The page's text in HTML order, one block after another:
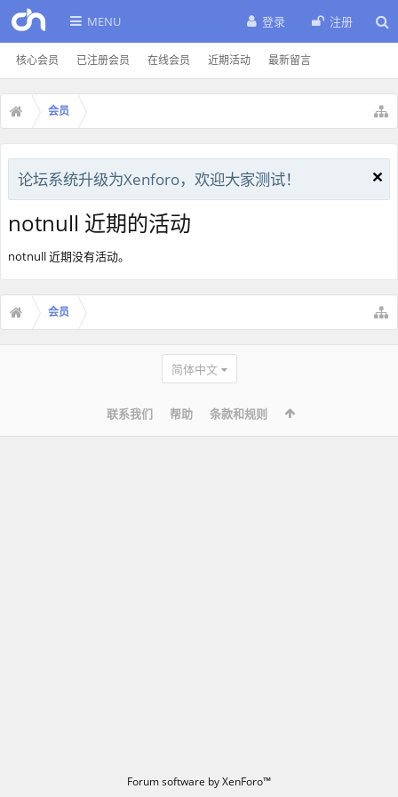
MENU
核心会员 已注册会员 在线会员 近期活动 最新留言
登录 注册
会员
论坛系统升级为Xenforo，欢迎大家测试！
notnull 近期的活动
notnull 近期没有活动。
会员
简体中文
联系我们 帮助 条款和规则
Forum software by XenForo™